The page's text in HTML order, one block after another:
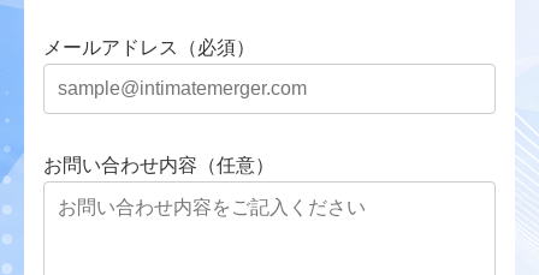
メールアドレス（必須）
お問い合わせ内容（任意）